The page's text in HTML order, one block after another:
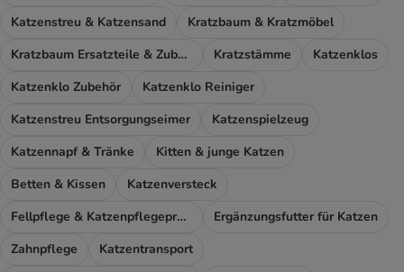
Katzenstreu & Katzensand
Kratzbaum & Kratzmöbel
Kratzbaum Ersatzteile & Zubehör
Kratzstämme
Katzenklos
Katzenklo Zubehör
Katzenklo Reiniger
Katzenstreu Entsorgungseimer
Katzenspielzeug
Katzennapf & Tränke
Kitten & junge Katzen
Betten & Kissen
Katzenversteck
Fellpflege & Katzenpflegeprodukte
Ergänzungsfutter für Katzen
Zahnpflege
Katzentransport